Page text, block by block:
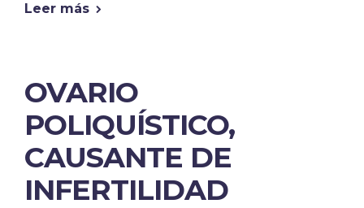
Leer más
OVARIO
POLIQUÍSTICO,
CAUSANTE DE
INFERTILIDAD